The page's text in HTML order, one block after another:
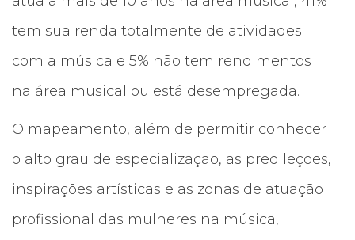
tem sua renda totalmente de atividades
com a música e 5% não tem rendimentos
na área musical ou está desempregada.
O mapeamento, além de permitir conhecer
o alto grau de especialização, as predileções,
inspirações artísticas e as zonas de atuação
profissional das mulheres na música,